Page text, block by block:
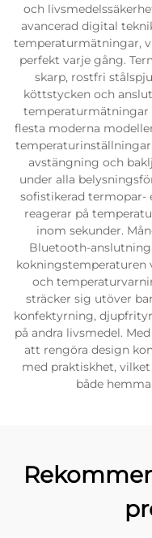
och
avancerad digital
temperaturmätningar,
perfekt varje gång.
skarp, rostfri
köttstycken och
temperaturmätningar
flesta moderna
avstängning och
under alla
sofistikerad termopar-
reagerar på
inom sekunder.
Bluetooth-
kokningstemperaturen
och
sträcker sig utöver
konfektyrning,
på andra livsmedel.
att rengöra design
med praktiskhet,
både